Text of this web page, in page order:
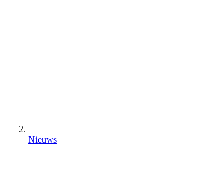
Nieuws